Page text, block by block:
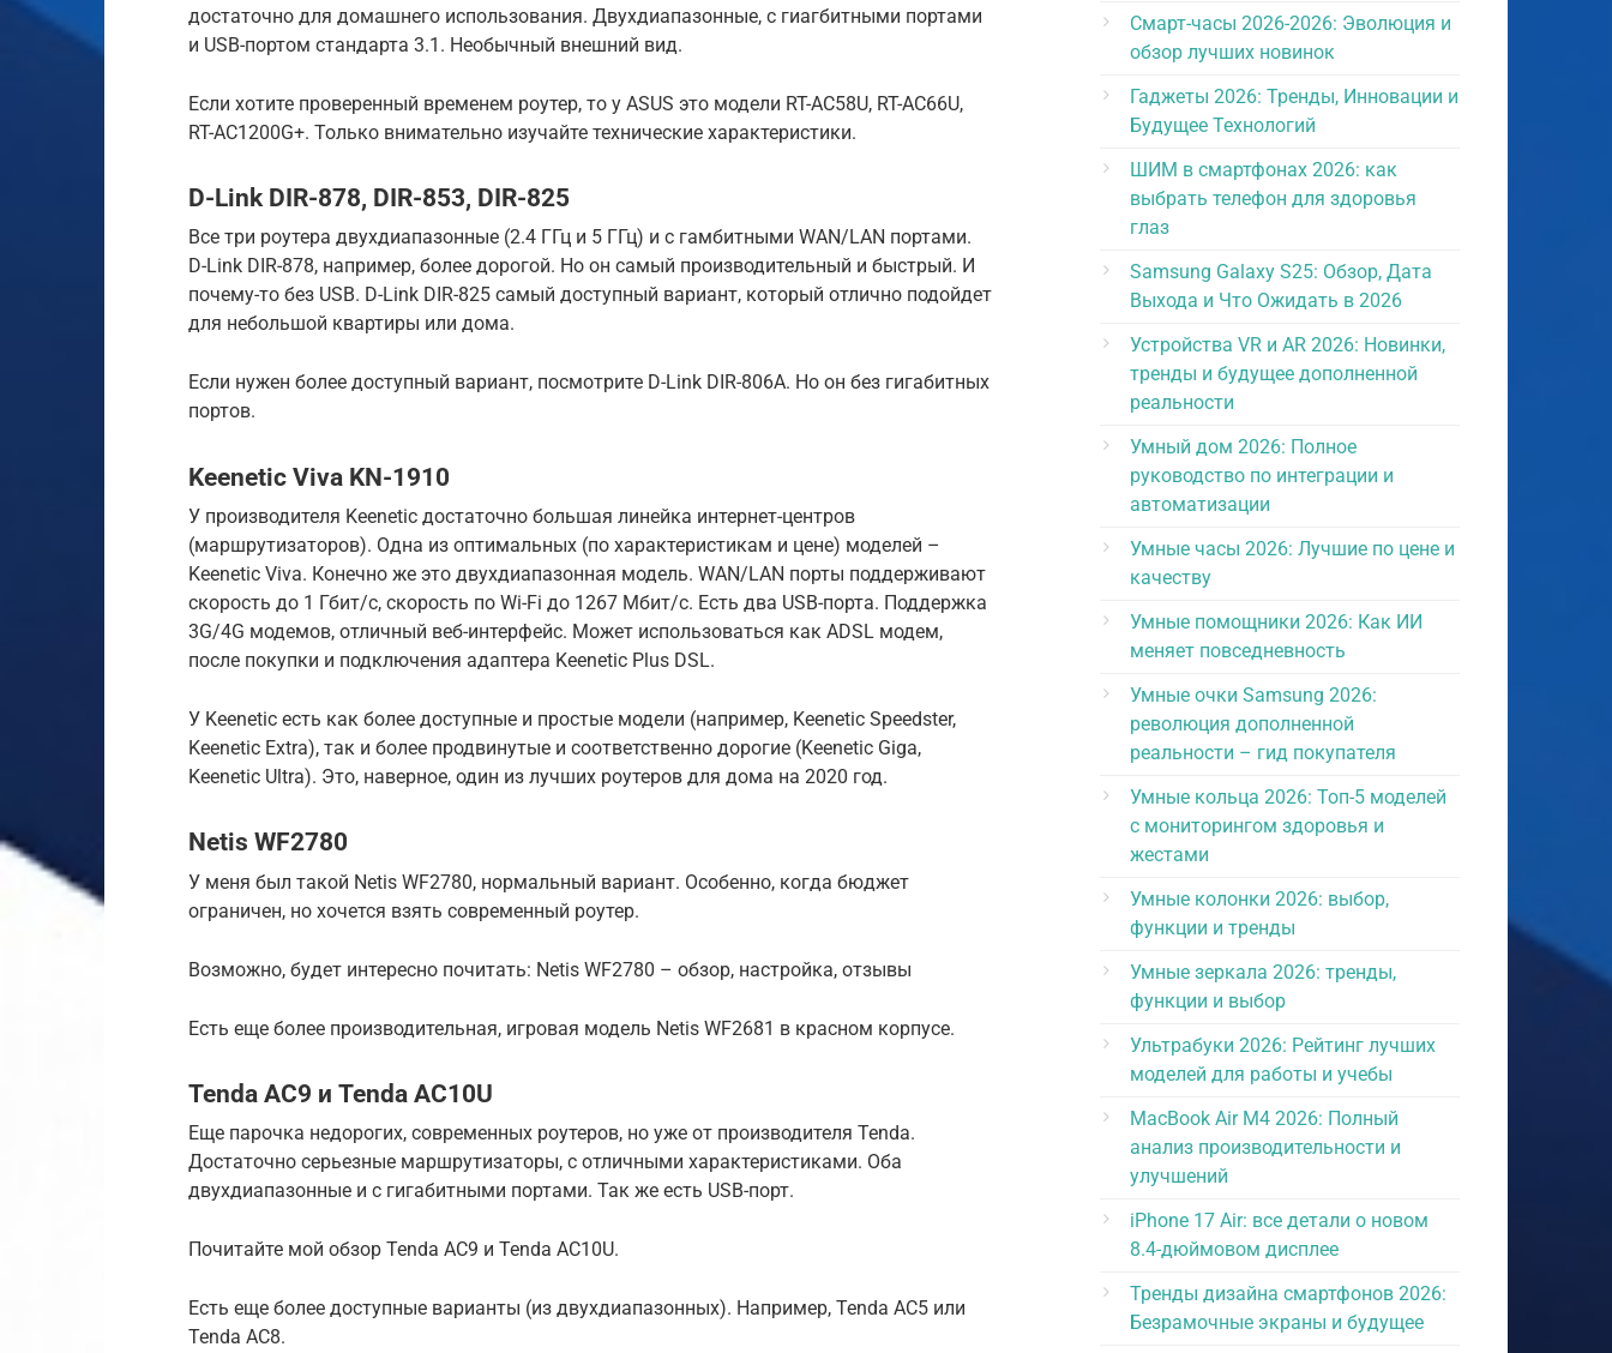
достаточно для домашнего использования. Двухдиапазонные, с гиагбитными портами
и USB-портом стандарта 3.1. Необычный внешний вид.
Если хотите проверенный временем роутер, то у ASUS это модели RT-AC58U, RT-AC66U,
RT-AC1200G+. Только внимательно изучайте технические характеристики.
D-Link DIR-878, DIR-853, DIR-825
Все три роутера двухдиапазонные (2.4 ГГц и 5 ГГц) и с гамбитными WAN/LAN портами.
D-Link DIR-878, например, более дорогой. Но он самый производительный и быстрый. И
почему-то без USB. D-Link DIR-825 самый доступный вариант, который отлично подойдет
для небольшой квартиры или дома.
Если нужен более доступный вариант, посмотрите D-Link DIR-806A. Но он без гигабитных
портов.
Keenetic Viva KN-1910
У производителя Keenetic достаточно большая линейка интернет-центров
(маршрутизаторов). Одна из оптимальных (по характеристикам и цене) моделей –
Keenetic Viva. Конечно же это двухдиапазонная модель. WAN/LAN порты поддерживают
скорость до 1 Гбит/с, скорость по Wi-Fi до 1267 Мбит/с. Есть два USB-порта. Поддержка
3G/4G модемов, отличный веб-интерфейс. Может использоваться как ADSL модем,
после покупки и подключения адаптера Keenetic Plus DSL.
У Keenetic есть как более доступные и простые модели (например, Keenetic Speedster,
Keenetic Extra), так и более продвинутые и соответственно дорогие (Keenetic Giga,
Keenetic Ultra). Это, наверное, один из лучших роутеров для дома на 2020 год.
Netis WF2780
У меня был такой Netis WF2780, нормальный вариант. Особенно, когда бюджет
ограничен, но хочется взять современный роутер.
Возможно, будет интересно почитать: Netis WF2780 – обзор, настройка, отзывы
Есть еще более производительная, игровая модель Netis WF2681 в красном корпусе.
Tenda AC9 и Tenda AC10U
Еще парочка недорогих, современных роутеров, но уже от производителя Tenda.
Достаточно серьезные маршрутизаторы, с отличными характеристиками. Оба
двухдиапазонные и с гигабитными портами. Так же есть USB-порт.
Почитайте мой обзор Tenda AC9 и Tenda AC10U.
Есть еще более доступные варианты (из двухдиапазонных). Например, Tenda AC5 или
Tenda AC8.
Смарт-часы 2026-2026: Эволюция и
обзор лучших новинок
Гаджеты 2026: Тренды, Инновации и
Будущее Технологий
ШИМ в смартфонах 2026: как
выбрать телефон для здоровья
глаз
Samsung Galaxy S25: Обзор, Дата
Выхода и Что Ожидать в 2026
Устройства VR и AR 2026: Новинки,
тренды и будущее дополненной
реальности
Умный дом 2026: Полное
руководство по интеграции и
автоматизации
Умные часы 2026: Лучшие по цене и
качеству
Умные помощники 2026: Как ИИ
меняет повседневность
Умные очки Samsung 2026:
революция дополненной
реальности – гид покупателя
Умные кольца 2026: Топ-5 моделей
с мониторингом здоровья и
жестами
Умные колонки 2026: выбор,
функции и тренды
Умные зеркала 2026: тренды,
функции и выбор
Ультрабуки 2026: Рейтинг лучших
моделей для работы и учебы
MacBook Air M4 2026: Полный
анализ производительности и
улучшений
iPhone 17 Air: все детали о новом
8.4-дюймовом дисплее
Тренды дизайна смартфонов 2026:
Безрамочные экраны и будущее